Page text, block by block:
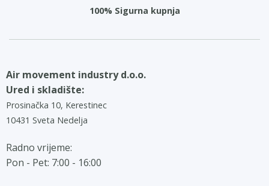
100% Sigurna kupnja
Air movement industry d.o.o.
Ured i skladište:
Prosinačka 10, Kerestinec
10431 Sveta Nedelja
Radno vrijeme:
Pon - Pet: 7:00 - 16:00